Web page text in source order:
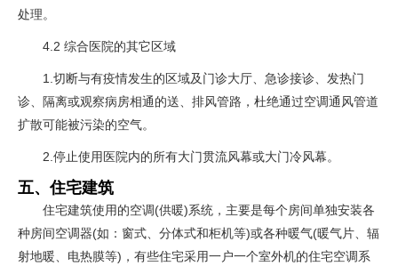
处理。
4.2 综合医院的其它区域
1.切断与有疫情发生的区域及门诊大厅、急诊接诊、发热门
诊、隔离或观察病房相通的送、排风管路，杜绝通过空调通风管道
扩散可能被污染的空气。
2.停止使用医院内的所有大门贯流风幕或大门冷风幕。
五、住宅建筑
住宅建筑使用的空调(供暖)系统，主要是每个房间单独安装各
种房间空调器(如：窗式、分体式和柜机等)或各种暖气(暖气片、辐
射地暖、电热膜等)，有些住宅采用一户一个室外机的住宅空调系